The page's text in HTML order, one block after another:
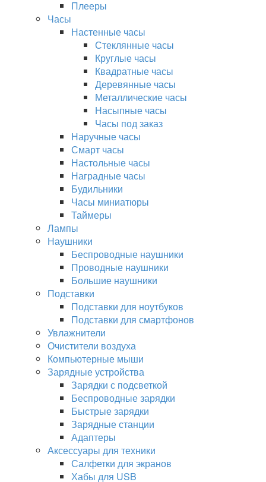
Плееры
Часы
Настенные часы
Стеклянные часы
Круглые часы
Квадратные часы
Деревянные часы
Металлические часы
Насыпные часы
Часы под заказ
Наручные часы
Смарт часы
Настольные часы
Наградные часы
Будильники
Часы миниатюры
Таймеры
Лампы
Наушники
Беспроводные наушники
Проводные наушники
Большие наушники
Подставки
Подставки для ноутбуков
Подставки для смартфонов
Увлажнители
Очистители воздуха
Компьютерные мыши
Зарядные устройства
Зарядки с подсветкой
Беспроводные зарядки
Быстрые зарядки
Зарядные станции
Адаптеры
Аксессуары для техники
Салфетки для экранов
Хабы для USB